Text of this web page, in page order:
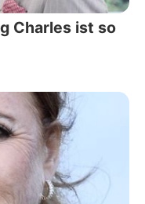
Charles ist so